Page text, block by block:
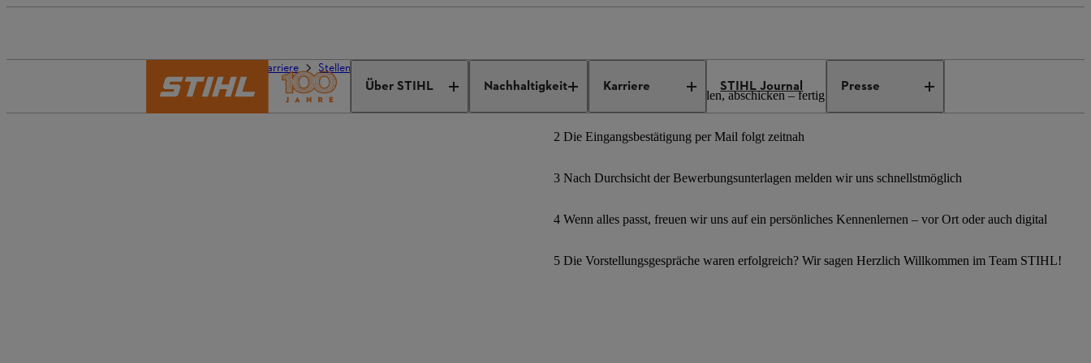
Über STIHL Nachhaltigkeit Karriere STIHL Journal Presse
Karriere Stellenangebote
1 Bewerbungsformular ausfüllen, abschicken – fertig
2 Die Eingangsbestätigung per Mail folgt zeitnah
3 Nach Durchsicht der Bewerbungsunterlagen melden wir uns schnellstmöglich
4 Wenn alles passt, freuen wir uns auf ein persönliches Kennenlernen – vor Ort oder auch digital
5 Die Vorstellungsgespräche waren erfolgreich? Wir sagen Herzlich Willkommen im Team STIHL!